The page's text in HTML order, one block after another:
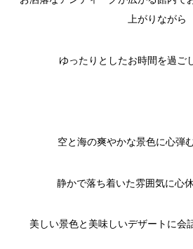
上がりながら
ゆったりとしたお時間を過ご
空と海の爽やかな景色に心弾
静かで落ち着いた雰囲気に心
美しい景色と美味しいデザートに